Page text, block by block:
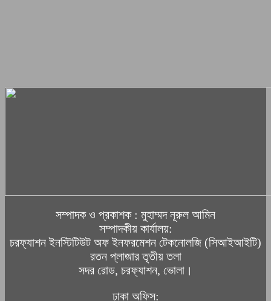
সম্পাদক ও প্রকাশক : মুহাম্মদ নূরুল আমিন
সম্পাদকীয় কার্যালয়:
চরফ্যাশন ইনস্টিটিউট অফ ইনফরমেশন টেকনোলজি (সিআইআইটি)
রতন প্লাজার তৃতীয় তলা
সদর রোড, চরফ্যাশন, ভোলা।
ঢাকা অফিস: